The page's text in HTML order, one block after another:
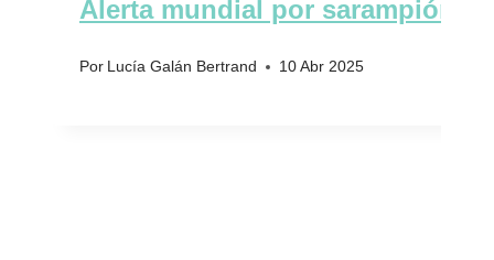
Alerta mundial por sarampión:
Por Lucía Galán Bertrand 10 Abr 2025